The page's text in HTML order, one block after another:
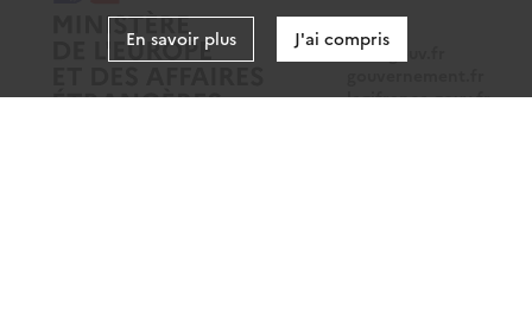
data.gouv.fr
legifrance.gouv.fr
En savoir plus J'ai compris